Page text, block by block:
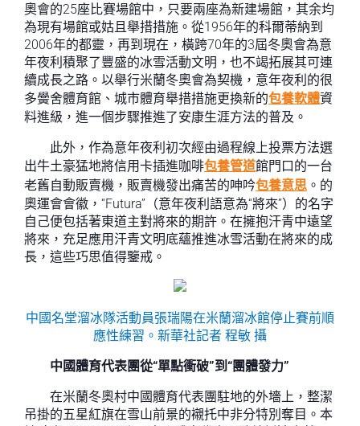
奧會的25座比賽場館中，只要兩座為新建場館，其余均
為現有場館或姑且舉措措施。從1956年的科爾蒂納到
2006年的都靈，再到現在，橫跨70年的3屆冬奧會為意
年夜利積聚了豐盛的冰雪活動文明，也不竭拓展其可連
續成長之路。以舉行米蘭冬奧會為契機，意年夜利的很
多黌舍體育館、城市體育舉措措施更換新的包養軟體資
料進級，進一個步驟推進了安康生涯方法的普及。
此外，作為意年夜利初次經由過程線上投票方法選
出牛土豪猛地將信用卡插進咖啡包養管道館門口的一台
老舊自動販賣機，販賣機發出痛苦的呻吟包養意思 。的
奧運會會徽，“Futura”（意年夜利語意為“將來”）的名字
自己便包括著東道主對將來的期許。在擁抱汗青中遠望
將來，充足應用汗青文明底蘊推進冰雪活動在將來的成
長，這些巧思值得鑒戒。
中國名堂溜冰隊活動員張瑞陽在米蘭溜冰館停止賽前順
應性練習。新華社記者 程敏 攝
中國體育代表團從“單點衝破”到“團體發力”
在米蘭冬奧村中國體育代表團駐地的外墻上，整潔
吊掛的五星紅旗在雪山前景的襯托中非分特別奪目。本